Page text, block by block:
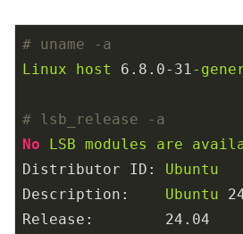
# uname -a
Linux
host 6.8 .0-31-
# lsb_release -a
No
LSB modules are
Distributor ID:
Ubuntu
Description:
Ubuntu
Release:
24.04